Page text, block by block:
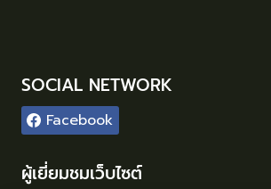
SOCIAL NETWORK
Facebook
ผู้เยี่ยมชมเว็บไซต์